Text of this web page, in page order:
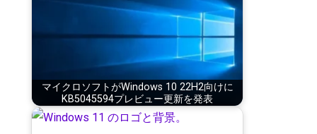
マイクロソフトがWindows 10 22H2向けに
KB5045594プレビュー更新を発表